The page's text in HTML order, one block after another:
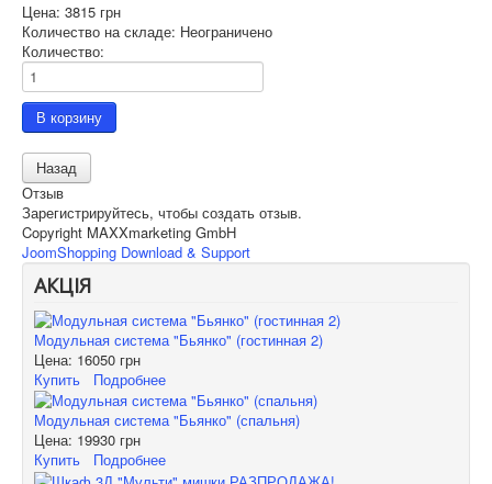
Цена: 3815 грн
Количество на складе: Неограничено
Количество:
Отзыв
Зарегистрируйтесь, чтобы создать отзыв.
Copyright MAXXmarketing GmbH
JoomShopping Download & Support
АКЦІЯ
Модульная система "Бьянко" (гостинная 2)
Цена: 16050 грн
Купить
Подробнее
Модульная система "Бьянко" (спальня)
Цена: 19930 грн
Купить
Подробнее